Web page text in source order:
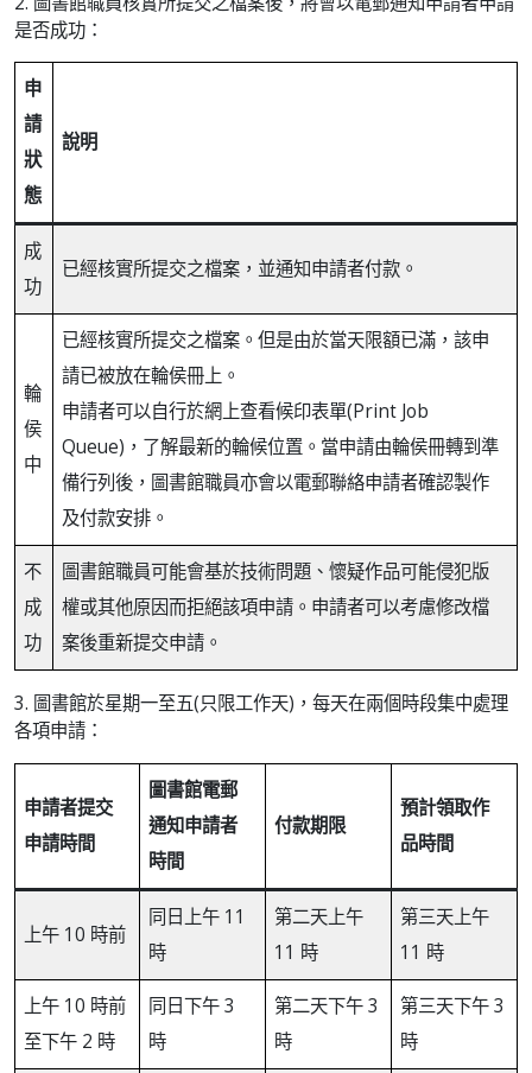
是否成功：
申
請
狀
態
說明
成
功
已經核實所提交之檔案，並通知申請者付款。
輪
侯
中
已經核實所提交之檔案。但是由於當天限額已滿，該申
請已被放在輪侯冊上。
申請者可以自行於網上查看候印表單(Print Job
Queue)，了解最新的輪候位置。當申請由輪侯冊轉到準
備行列後，圖書館職員亦會以電郵聯絡申請者確認製作
及付款安排。
不
成
功
圖書館職員可能會基於技術問題、懷疑作品可能侵犯版
權或其他原因而拒絕該項申請。申請者可以考慮修改檔
案後重新提交申請。
3. 圖書館於星期一至五(只限工作天)，每天在兩個時段集中處理
各項申請：
申請者提交
申請時間
圖書館電郵
通知申請者
時間
付款期限
預計領取作
品時間
上午 10 時前
同日上午 11
時
第二天上午
11 時
第三天上午
11 時
上午 10 時前
至下午 2 時
同日下午 3
時
第二天下午 3
時
第三天下午 3
時